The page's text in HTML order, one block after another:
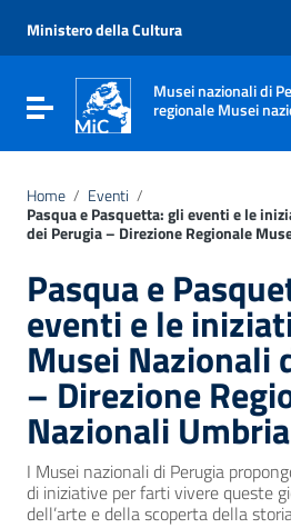
Vai al menu di navigazione
Vai al footer
Ministero della Cultura
Attiva / disattiva la navigazione
Musei nazionali di
regionale Musei
Home / Eventi /
Pasqua e Pasquetta: gli eventi e le
dei Perugia – Direzione Regionale
Pasqua e
eventi e le
Musei Nazionali
– Direzione
Nazionali Umbria
I Musei nazionali di Perugia
di iniziative per farti vivere queste
dell’arte e della scoperta della